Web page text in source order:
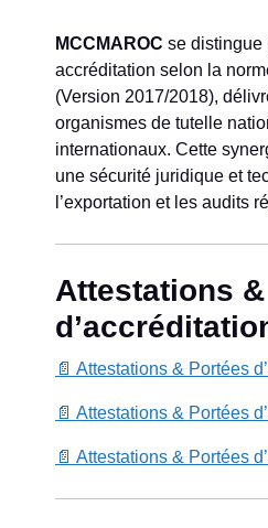
MCCMAROC se distingue
accréditation selon la
(Version 2017/2018),
organismes de tutelle
internationaux. Cette
une sécurité juridique et
l’exportation et les audits
Attestations
📄 Attestations & Portées
📄 Attestations & Portées
📄 Attestations & Portées